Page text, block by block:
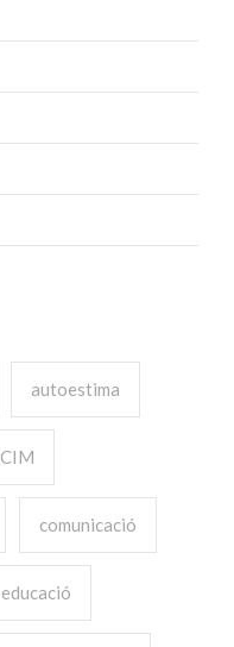
autoestima
CIM
comunicació
educació